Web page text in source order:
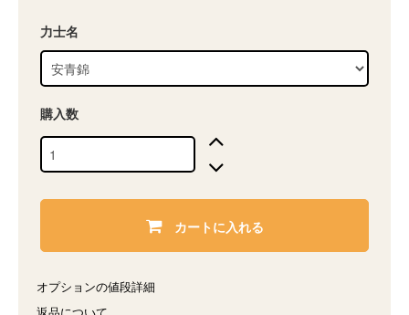
力士名
購入数
カートに入れる
オプションの値段詳細